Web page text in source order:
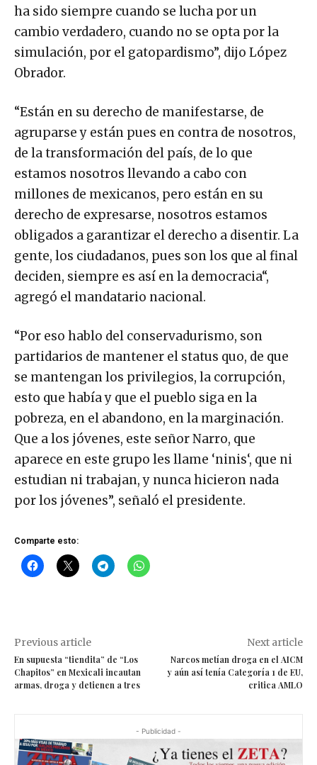
ha sido siempre cuando se lucha por un
cambio verdadero, cuando no se opta por la
simulación, por el gatopardismo”, dijo López
Obrador.
“Están en su derecho de manifestarse, de
agruparse y están pues en contra de nosotros,
de la transformación del país, de lo que
estamos nosotros llevando a cabo con
millones de mexicanos, pero están en su
derecho de expresarse, nosotros estamos
obligados a garantizar el derecho a disentir. La
gente, los ciudadanos, pues son los que al final
deciden, siempre es así en la democracia“,
agregó el mandatario nacional.
“Por eso hablo del conservadurismo, son
partidarios de mantener el status quo, de que
se mantengan los privilegios, la corrupción,
esto que había y que el pueblo siga en la
pobreza, en el abandono, en la marginación.
Que a los jóvenes, este señor Narro, que
aparece en este grupo les llame ‘ninis‘, que ni
estudian ni trabajan, y nunca hicieron nada
por los jóvenes”, señaló el presidente.
Comparte esto:
Previous article
En supuesta “tiendita” de “Los
Chapitos” en Mexicali incautan
armas, droga y detienen a tres
Next article
Narcos metían droga en el AICM
y aún así tenía Categoría 1 de EU,
critica AMLO
- Publicidad -